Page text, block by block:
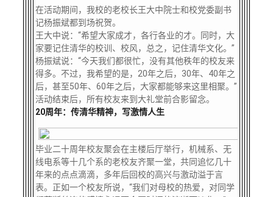
在活动期间，我校的老校长王大中院士和校党委副书
记杨振斌都到场祝贺。
王大中说：“希望大家成才，各行各业的才。同时，大
家要记住清华的校训、校风，总之，记住清华文化。”
杨振斌说：“今天我们都很忙，没有其他秩年的校友来
得多。不过，我希望的是，20年之后，30年、40年之
后，甚至50年、60年之后，大家都能够来这里相聚。”
活动结束后，所有校友来到大礼堂前合影留念。
20周年：传清华精神，写激情人生
毕业二十周年校友聚会在主楼后厅举行，机械系、无
线电系等十几个系的老校友齐聚一堂，共同追忆几十
年来的点点滴滴，多年后回校的高兴与激动溢于言
表。正如一个校友所说，“我们对母校的热爱，对同学